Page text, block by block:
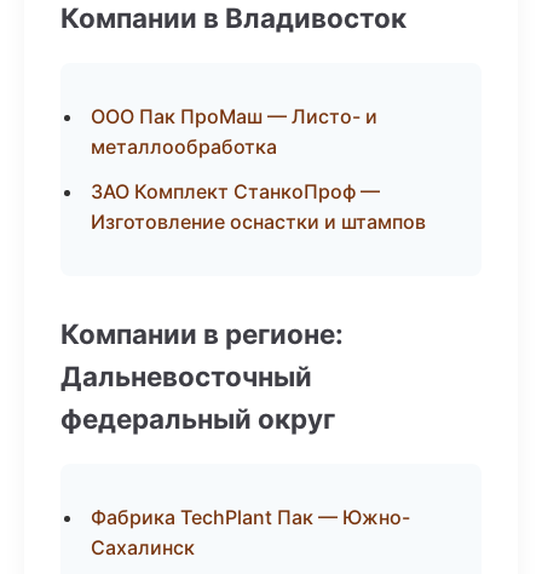
Компании в Владивосток
ООО Пак ПроМаш — Листо- и
металлообработка
ЗАО Комплект СтанкоПроф —
Изготовление оснастки и штампов
Компании в регионе:
Дальневосточный
федеральный округ
Фабрика TechPlant Пак — Южно-
Сахалинск